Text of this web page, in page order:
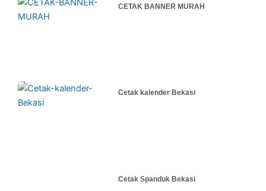
CETAK BANNER MURAH
Cetak kalender Bekasi
Cetak Spanduk Bekasi